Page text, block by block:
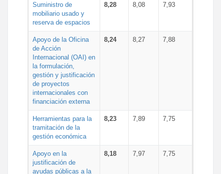
Suministro de
mobiliario usado y
reserva de espacios
8,28 8,08 7,93
Apoyo de la Oficina
de Acción
Internacional (OAI) en
la formulación,
gestión y justificación
de proyectos
internacionales con
financiación externa
8,24 8,27 7,88
Herramientas para la
tramitación de la
gestión económica
8,23 7,89 7,75
Apoyo en la
justificación de
ayudas públicas a la
8,18 7,97 7,75